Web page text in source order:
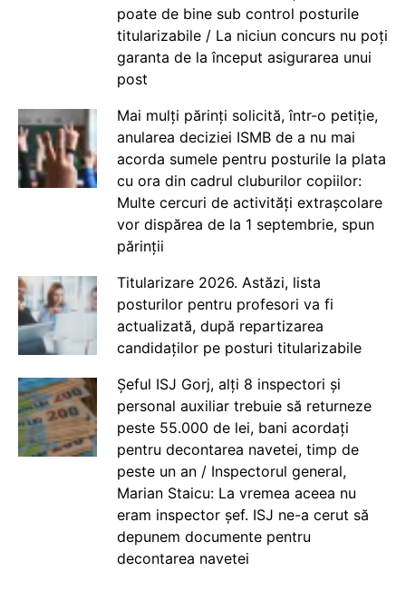
poate de bine sub control posturile
titularizabile / La niciun concurs nu poți
garanta de la început asigurarea unui
post
Mai mulți părinți solicită, într-o petiție,
anularea deciziei ISMB de a nu mai
acorda sumele pentru posturile la plata
cu ora din cadrul cluburilor copiilor:
Multe cercuri de activități extrașcolare
vor dispărea de la 1 septembrie, spun
părinții
Titularizare 2026. Astăzi, lista
posturilor pentru profesori va fi
actualizată, după repartizarea
candidaților pe posturi titularizabile
Șeful ISJ Gorj, alți 8 inspectori și
personal auxiliar trebuie să returneze
peste 55.000 de lei, bani acordați
pentru decontarea navetei, timp de
peste un an / Inspectorul general,
Marian Staicu: La vremea aceea nu
eram inspector șef. ISJ ne-a cerut să
depunem documente pentru
decontarea navetei